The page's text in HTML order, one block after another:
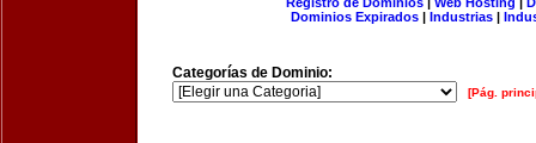
Dominios Expirados | Industrias |
Categorías de Dominio:
[Pág.